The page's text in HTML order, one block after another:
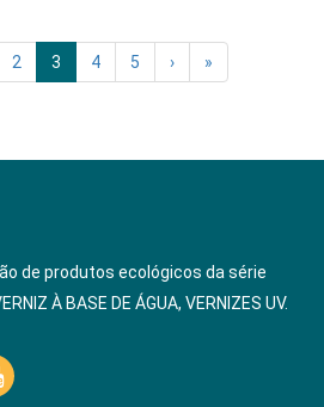
2 3 4 5 › »
de produtos ecológicos da série
À BASE DE ÁGUA, VERNIZES UV.